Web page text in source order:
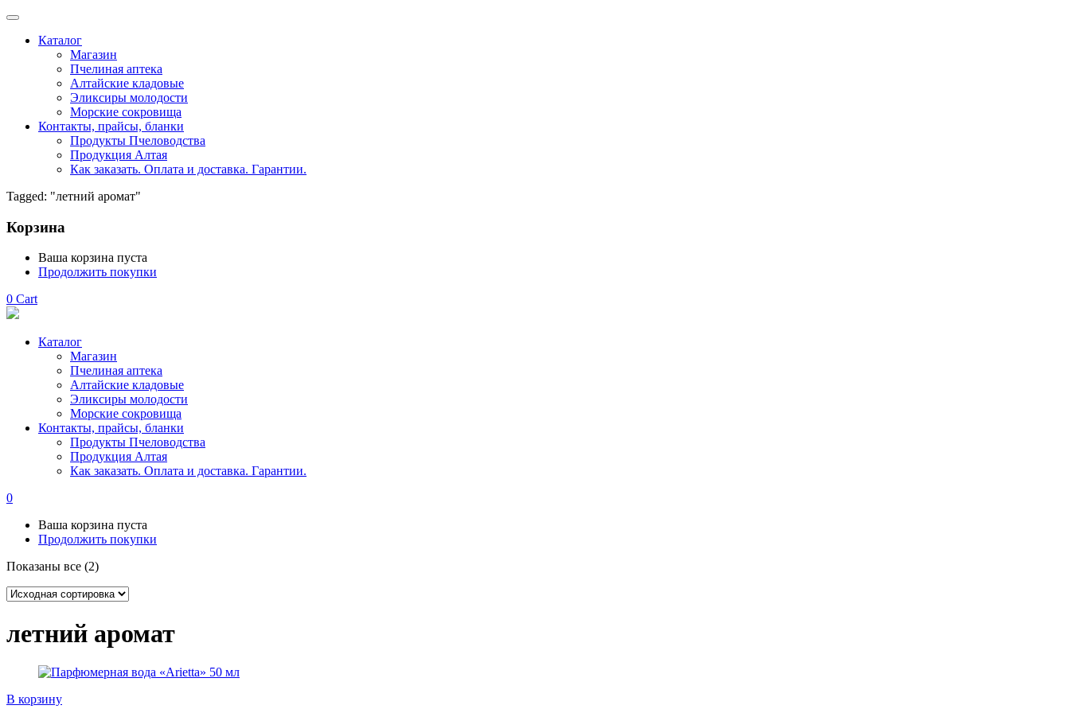
Каталог
Магазин
Пчелиная аптека
Алтайские кладовые
Эликсиры молодости
Морские сокровища
Контакты, прайсы, бланки
Продукты Пчеловодства
Продукция Алтая
Как заказать. Оплата и доставка. Гарантии.
Tagged: "летний аромат"
Корзина
Ваша корзина пуста
Продолжить покупки
0 Cart
Каталог
Магазин
Пчелиная аптека
Алтайские кладовые
Эликсиры молодости
Морские сокровища
Контакты, прайсы, бланки
Продукты Пчеловодства
Продукция Алтая
Как заказать. Оплата и доставка. Гарантии.
0
Ваша корзина пуста
Продолжить покупки
Показаны все (2)
летний аромат
В корзину